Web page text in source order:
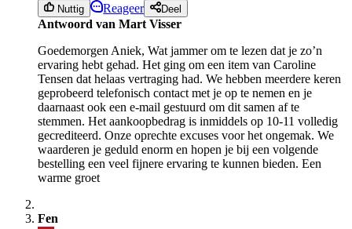
Nuttig Reageer Deel
Antwoord van Mart Visser
Goedemorgen Aniek, Wat jammer om te lezen dat je zo’n
ervaring hebt gehad. Het ging om een item van Caroline
Tensen dat helaas vertraging had. We hebben meerdere keren
geprobeerd telefonisch contact met je op te nemen en je
daarnaast ook een e-mail gestuurd om dit samen af te
stemmen. Het aankoopbedrag is inmiddels op 10-11 volledig
gecrediteerd. Onze oprechte excuses voor het ongemak. We
waarderen je geduld enorm en hopen je bij een volgende
bestelling een veel fijnere ervaring te kunnen bieden. Een
warme groet
Fen